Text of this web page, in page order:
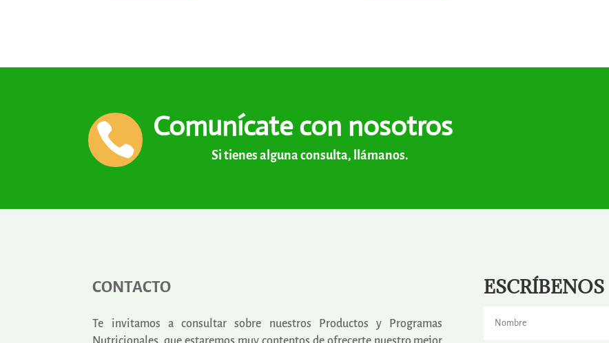
 Comunícate con nosotros
Si tienes alguna consulta, llámanos.
CONTACTO
Te invitamos a consultar sobre nuestros Productos y Programas
ESCRÍBENOS